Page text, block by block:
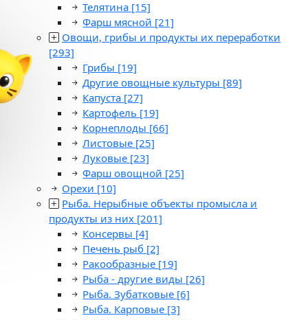
Телятина [15]
Фарш мясной [21]
Овощи, грибы и продукты их переработки
[293]
Грибы [19]
Другие овощные культуры [89]
Капуста [27]
Картофель [19]
Корнеплоды [66]
Листовые [25]
Луковые [23]
Фарш овощной [25]
Орехи [10]
Рыба. Нерыбные объекты промысла и
продукты из них [201]
Консервы [4]
Печень рыб [2]
Ракообразные [19]
Рыба - другие виды [26]
Рыба. Зубатковые [6]
Рыба. Карповые [3]